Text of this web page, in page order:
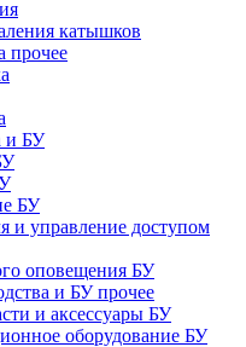
катышков
прочее
и БУ
БУ
и управление доступом
оповещения БУ
и БУ прочее
и аксессуары БУ
оборудование БУ